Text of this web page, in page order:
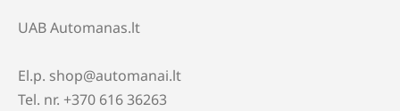
UAB Automanas.lt
El.p. shop@automanai.lt
Tel. nr. +370 616 36263